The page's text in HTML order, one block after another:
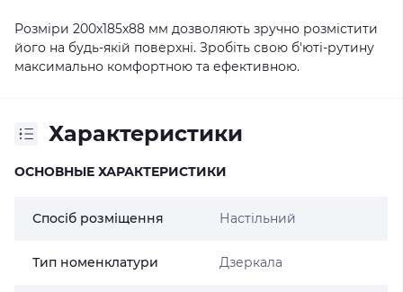
Розміри 200х185х88 мм дозволяють зручно розмістити
його на будь-якій поверхні. Зробіть свою б'юті-рутину
максимально комфортною та ефективною.
Характеристики
ОСНОВНЫЕ ХАРАКТЕРИСТИКИ
Спосіб розміщення Настільний
Тип номенклатури Дзеркала